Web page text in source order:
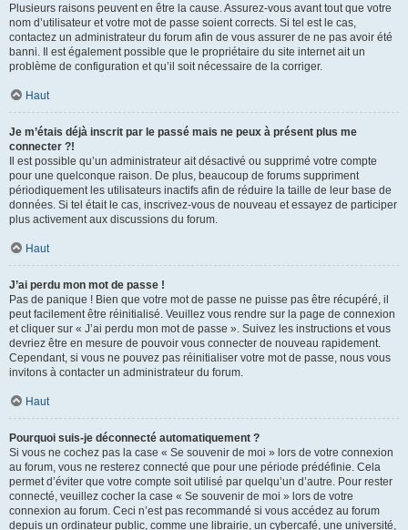
Plusieurs raisons peuvent en être la cause. Assurez-vous avant tout que votre
nom d’utilisateur et votre mot de passe soient corrects. Si tel est le cas,
contactez un administrateur du forum afin de vous assurer de ne pas avoir été
banni. Il est également possible que le propriétaire du site internet ait un
problème de configuration et qu’il soit nécessaire de la corriger.
Haut
Je m’étais déjà inscrit par le passé mais ne peux à présent plus me
connecter ?!
Il est possible qu’un administrateur ait désactivé ou supprimé votre compte
pour une quelconque raison. De plus, beaucoup de forums suppriment
périodiquement les utilisateurs inactifs afin de réduire la taille de leur base de
données. Si tel était le cas, inscrivez-vous de nouveau et essayez de participer
plus activement aux discussions du forum.
Haut
J’ai perdu mon mot de passe !
Pas de panique ! Bien que votre mot de passe ne puisse pas être récupéré, il
peut facilement être réinitialisé. Veuillez vous rendre sur la page de connexion
et cliquer sur « J’ai perdu mon mot de passe ». Suivez les instructions et vous
devriez être en mesure de pouvoir vous connecter de nouveau rapidement.
Cependant, si vous ne pouvez pas réinitialiser votre mot de passe, nous vous
invitons à contacter un administrateur du forum.
Haut
Pourquoi suis-je déconnecté automatiquement ?
Si vous ne cochez pas la case « Se souvenir de moi » lors de votre connexion
au forum, vous ne resterez connecté que pour une période prédéfinie. Cela
permet d’éviter que votre compte soit utilisé par quelqu’un d’autre. Pour rester
connecté, veuillez cocher la case « Se souvenir de moi » lors de votre
connexion au forum. Ceci n’est pas recommandé si vous accédez au forum
depuis un ordinateur public, comme une librairie, un cybercafé, une université,